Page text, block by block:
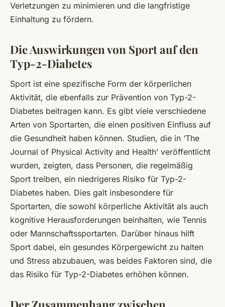
Verletzungen zu minimieren und die langfristige
Einhaltung zu fördern.
Die Auswirkungen von Sport auf den
Typ-2-Diabetes
Sport ist eine spezifische Form der körperlichen
Aktivität, die ebenfalls zur Prävention von Typ-2-
Diabetes beitragen kann. Es gibt viele verschiedene
Arten von Sportarten, die einen positiven Einfluss auf
die Gesundheit haben können. Studien, die in ‘The
Journal of Physical Activity and Health’ veröffentlicht
wurden, zeigten, dass Personen, die regelmäßig
Sport treiben, ein niedrigeres Risiko für Typ-2-
Diabetes haben. Dies galt insbesondere für
Sportarten, die sowohl körperliche Aktivität als auch
kognitive Herausforderungen beinhalten, wie Tennis
oder Mannschaftssportarten. Darüber hinaus hilft
Sport dabei, ein gesundes Körpergewicht zu halten
und Stress abzubauen, was beides Faktoren sind, die
das Risiko für Typ-2-Diabetes erhöhen können.